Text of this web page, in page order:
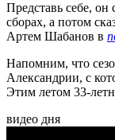
Представь себе, он
сборах, а потом
Артем Шабанов в
Напомним, что
Александрии, с
Этим летом 33-
видео дня